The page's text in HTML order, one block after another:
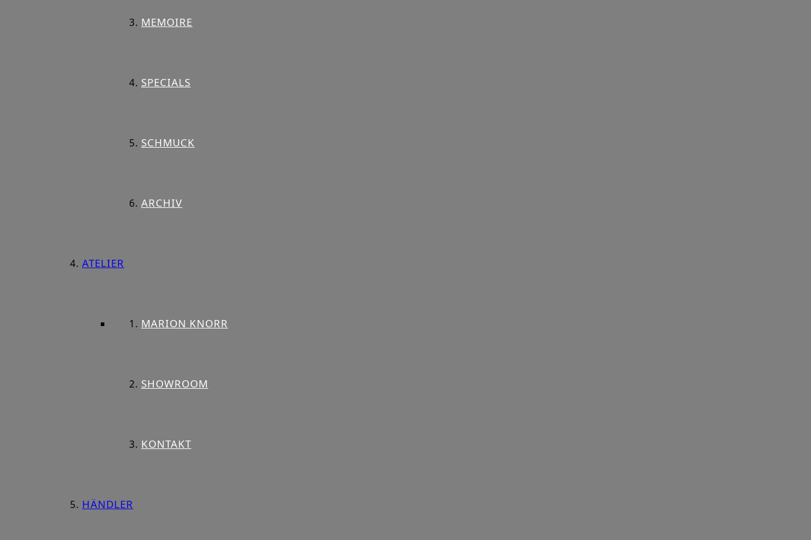
MEMOIRE
SPECIALS
SCHMUCK
ARCHIV
ATELIER
MARION KNORR
SHOWROOM
KONTAKT
HÄNDLER